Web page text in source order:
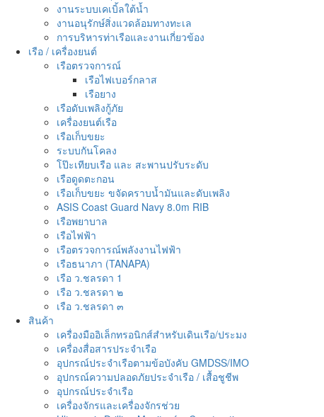
งานระบบเคเบิ้ลใต้น้ำ
งานอนุรักษ์สิ่งแวดล้อมทางทะเล
การบริหารท่าเรือและงานเกี่ยวข้อง
เรือ / เครื่องยนต์
เรือตรวจการณ์
เรือไฟเบอร์กลาส
เรือยาง
เรือดับเพลิงกู้ภัย
เครื่องยนต์เรือ
เรือเก็บขยะ
ระบบกันโคลง
โป๊ะเทียบเรือ และ สะพานปรับระดับ
เรือดูดตะกอน
เรือเก็บขยะ ขจัดคราบน้ำมันและดับเพลิง
ASIS Coast Guard Navy 8.0m RIB
เรือพยาบาล
เรือไฟฟ้า
เรือตรวจการณ์พลังงานไฟฟ้า
เรือธนาภา (TANAPA)
เรือ ว.ชลรดา 1
เรือ ว.ชลรดา ๒
เรือ ว.ชลรดา ๓
สินค้า
เครื่องมืออิเล็กทรอนิกส์สำหรับเดินเรือ/ประมง
เครื่องสื่อสารประจำเรือ
อุปกรณ์ประจำเรือตามข้อบังคับ GMDSS/IMO
อุปกรณ์ความปลอดภัยประจำเรือ / เสื้อชูชีพ
อุปกรณ์ประจำเรือ
เครื่องจักรและเครื่องจักรช่วย